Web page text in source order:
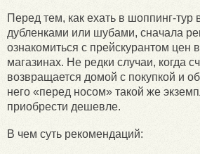
Перед тем, как ехать в шоппинг-тур
дубленками или шубами, сначала
ознакомиться с прейскурантом цен
магазинах. Не редки случаи, когда
возвращается домой с покупкой и
него «перед носом» такой же
приобрести дешевле.
В чем суть рекомендаций: